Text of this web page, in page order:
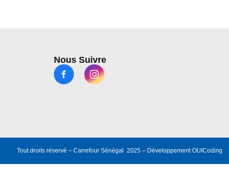
Nous Suivre
Tout droits réservé – Carrefour Sénégal 2025 – DéveloppementOUICoding